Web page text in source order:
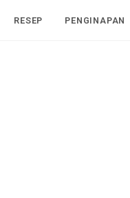
RESEP PENGINAPAN